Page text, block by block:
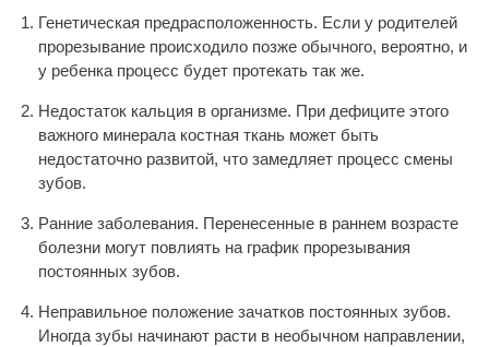
Генетическая предрасположенность. Если у родителей
прорезывание происходило позже обычного, вероятно, и
у ребенка процесс будет протекать так же.
Недостаток кальция в организме. При дефиците этого
важного минерала костная ткань может быть
недостаточно развитой, что замедляет процесс смены
зубов.
Ранние заболевания. Перенесенные в раннем возрасте
болезни могут повлиять на график прорезывания
постоянных зубов.
Неправильное положение зачатков постоянных зубов.
Иногда зубы начинают расти в необычном направлении,